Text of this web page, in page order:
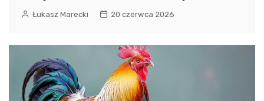
Łukasz Marecki 20 czerwca 2026